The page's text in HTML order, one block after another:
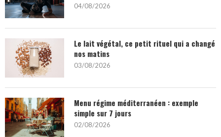
04/08/2026
Le lait végétal, ce petit rituel qui a changé
nos matins
03/08/2026
Menu régime méditerranéen : exemple
simple sur 7 jours
02/08/2026